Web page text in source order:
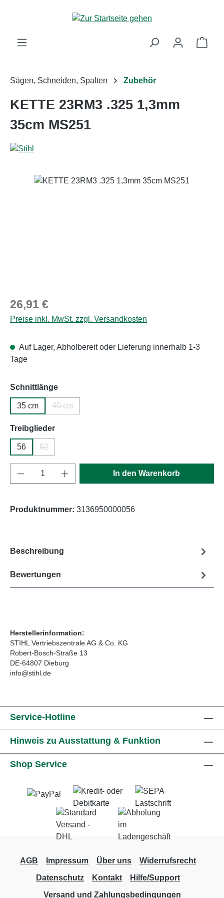
Zum Hauptinhalt springen
Sägen, Schneiden, Spalten Zubehör
KETTE 23RM3 .325 1,3mm
35cm MS251
Bildergalerie überspringen
Regulärer Preis:
26,91 €
Preise inkl. MwSt. zzgl. Versandkosten
Auf Lager, Abholbereit oder Lieferung innerhalb 1-3
Tage
Schnittlängeauswählen
35 cm 40 cm
Treibgliederauswählen
56 62
Produkt Anzahl: Gib den gewünschten
In den Warenkorb
Produktnummer: 3136950000056
Beschreibung
Bewertungen
Herstellerinformation:
STIHL Vertriebszentrale AG & Co. KG
Robert-Bosch-Straße 13
DE-64807 Dieburg
info@stihl.de
Service-Hotline
Hinweis zu Ausstattung & Funktion
Shop Service
AGB Impressum Über uns
Widerrufsrecht
Datenschutz
Kontakt
Hilfe/Support
Versand und Zahlungsbedingungen